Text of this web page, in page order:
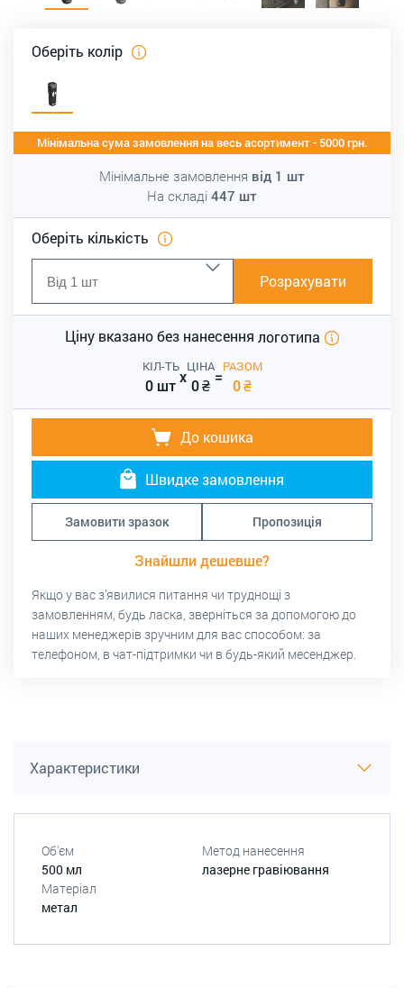
Оберіть колір
Мінімальна сума замовлення на весь асортимент - 5000 грн.
Мінімальне замовлення від 1 шт
На складі 447 шт
Оберіть кількість
Розрахувати
Ціну вказано без нанесення логотипа
КІЛ-ТЬ
0 штx
ЦІНА
0₴ =
РАЗОМ
0₴
До кошика
Швидке замовлення
Замовити зразок Пропозиція
Знайшли дешевше?
Якщо у вас з’явилися питання чи труднощі з
замовленням, будь ласка, зверніться за допомогою до
наших менеджерів зручним для вас способом: за
телефоном, в чат-підтримки чи в будь-який месенджер.
Характеристики
Об'єм
500 мл
Метод нанесення
лазерне гравіювання
Матеріал
метал